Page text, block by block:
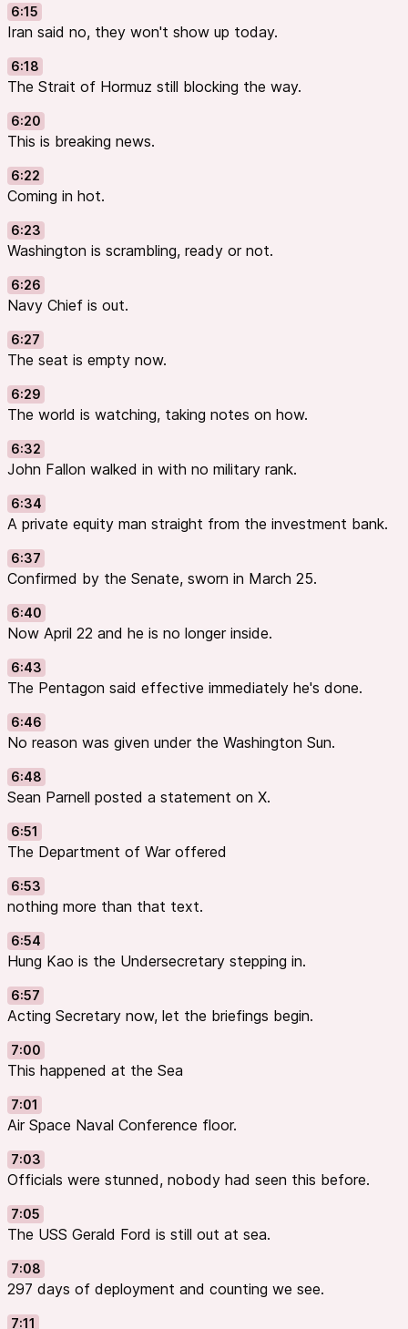
6:15
Iran said no, they won't show up today.
6:18
The Strait of Hormuz still blocking the way.
6:20
This is breaking news.
6:22
Coming in hot.
6:23
Washington is scrambling, ready or not.
6:26
Navy Chief is out.
6:27
The seat is empty now.
6:29
The world is watching, taking notes on how.
6:32
John Fallon walked in with no military rank.
6:34
A private equity man straight from the investment bank.
6:37
Confirmed by the Senate, sworn in March 25.
6:40
Now April 22 and he is no longer inside.
6:43
The Pentagon said effective immediately he's done.
6:46
No reason was given under the Washington Sun.
6:48
Sean Parnell posted a statement on X.
6:51
The Department of War offered
6:53
nothing more than that text.
6:54
Hung Kao is the Undersecretary stepping in.
6:57
Acting Secretary now, let the briefings begin.
7:00
This happened at the Sea
7:01
Air Space Naval Conference floor.
7:03
Officials were stunned, nobody had seen this before.
7:05
The USS Gerald Ford is still out at sea.
7:08
297 days of deployment and counting we see.
7:11